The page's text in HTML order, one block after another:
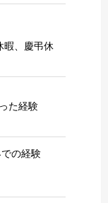
暇、慶弔休
た経験
の経験